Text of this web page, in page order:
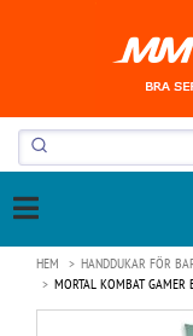
HEM HANDDUKAR FÖR
MORTAL KOMBAT GAMER